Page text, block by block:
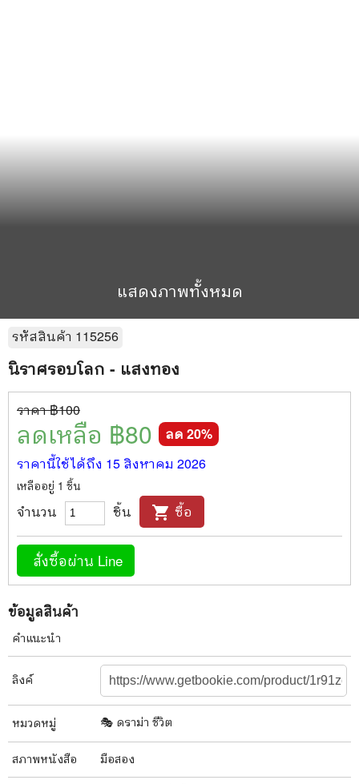
แสดงภาพทั้งหมด
รหัสสินค้า 115256
นิราศรอบโลก - แสงทอง
ราคา ฿100
ลดเหลือ ฿80 ลด 20%
ราคานี้ใช้ได้ถึง 15 สิงหาคม 2026
เหลืออยู่ 1 ชิ้น
จำนวน ชิ้น shopping_cart ซื้อ
สั่งซื้อผ่าน Line
ข้อมูลสินค้า
คำแนะนำ
ลิงค์
หมวดหมู่ 🎭 ดราม่า ชีวิต
สภาพหนังสือ มือสอง